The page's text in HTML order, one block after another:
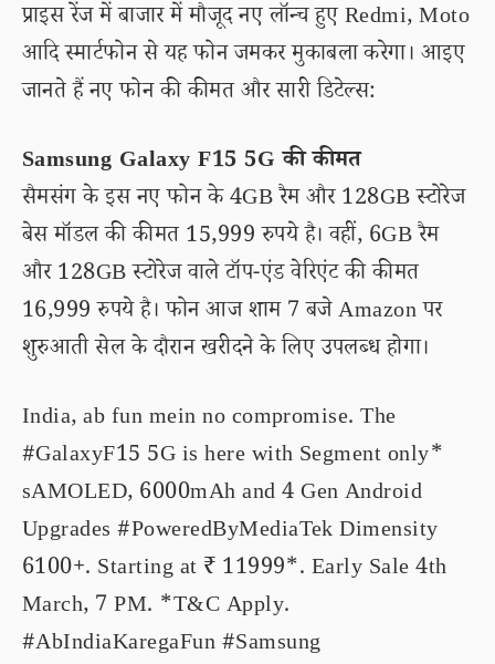
प्राइस रेंज में बाजार में मौजूद नए लॉन्च हुए Redmi, Moto
आदि स्मार्टफोन से यह फोन जमकर मुकाबला करेगा। आइए
जानते हैं नए फोन की कीमत और सारी डिटेल्स:
Samsung Galaxy F15 5G की कीमत
सैमसंग के इस नए फोन के 4GB रैम और 128GB स्टोरेज
बेस मॉडल की कीमत 15,999 रुपये है। वहीं, 6GB रैम
और 128GB स्टोरेज वाले टॉप-एंड वेरिएंट की कीमत
16,999 रुपये है। फोन आज शाम 7 बजे Amazon पर
शुरुआती सेल के दौरान खरीदने के लिए उपलब्ध होगा।
India, ab fun mein no compromise. The
#GalaxyF15 5G is here with Segment only*
sAMOLED, 6000mAh and 4 Gen Android
Upgrades#PoweredByMediaTekDimensity
6100+. Starting at ₹ 11999*. Early Sale 4th
March, 7 PM. *T&C Apply.
#AbIndiaKaregaFun#Samsung